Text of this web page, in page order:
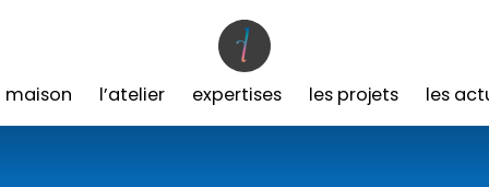
maison l’atelier expertises les projets les